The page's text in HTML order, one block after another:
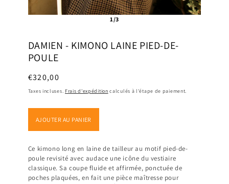
1/3
DAMIEN - KIMONO LAINE PIED-DE-
POULE
Prix
habituel
€320,00
Taxes incluses. Frais d'expédition calculés à l'étape de paiement.
AJOUTER AU PANIER
Ce kimono long en laine de tailleur au motif pied-de-
poule revisité avec audace une icône du vestiaire
classique. Sa coupe fluide et affirmée, ponctuée de
poches plaquées, en fait une pièce maîtresse pour